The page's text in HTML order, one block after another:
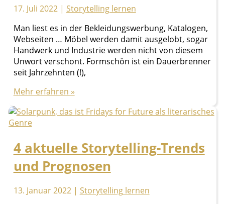
17. Juli 2022 | Storytelling lernen
Man liest es in der Bekleidungswerbung, Katalogen,
Webseiten … Möbel werden damit ausgelobt, sogar
Handwerk und Industrie werden nicht von diesem
Unwort verschont. Formschön ist ein Dauerbrenner
seit Jahrzehnten (!),
33
für
formschön
mein
persönliches
Unwort
Mehr erfahren »
4 aktuelle Storytelling-Trends
und Prognosen
13. Januar 2022 | Storytelling lernen